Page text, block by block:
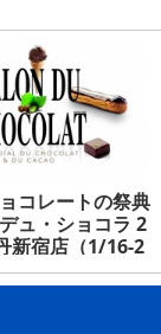
コレートの祭典
デュ・ショコラ 2
新宿店（1/16-2
| マネーの達